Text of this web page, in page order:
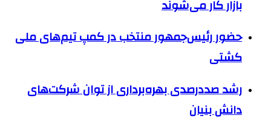
بازار کار می‌شوند
حضور رئیس‌جمهور منتخب در کمپ تیم‌های ملی
کشتی
رشد صددرصدی بهره‌برداری از توان شرکت‌های
دانش بنیان